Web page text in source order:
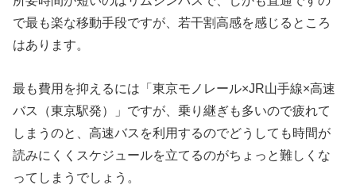
で最も楽な移動手段ですが、若干割高感を感じるところ
はあります。
最も費用を抑えるには「東京モノレール×JR山手線×高速
バス（東京駅発）」ですが、乗り継ぎも多いので疲れて
しまうのと、高速バスを利用するのでどうしても時間が
読みにくくスケジュールを立てるのがちょっと難しくな
ってしまうでしょう。